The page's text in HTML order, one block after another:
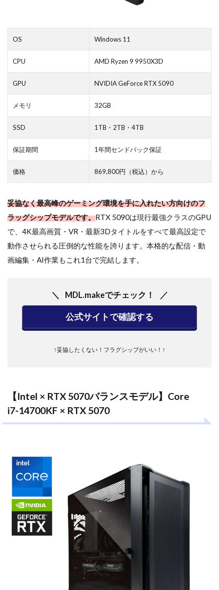
OS Windows 11
CPU AMD Ryzen 9 9950X3D
GPU NVIDIA GeForce RTX 5090
メモリ 32GB
SSD 1TB・2TB・4TB
保証期間 1年間センドバック保証
価格 869,800円（税込）から
妥協なく最高峰のゲーミング環境を手に入れたい方向けのフ
ラッグシップモデルです。RTX 5090は現行最強クラスのGPU
で、4K最高画質・VR・最新3Dタイトルをすべて最高設定で
動作させられる圧倒的な性能を誇ります。本格的な配信・動
画編集・AI作業もこれ1台で完結します。
MDL.makeでチェック！
公式サイトで確認する
↑妥協したくない！フラグシップがいい！↑
【Intel × RTX 5070バランスモデル】Core
i7-14700KF × RTX 5070